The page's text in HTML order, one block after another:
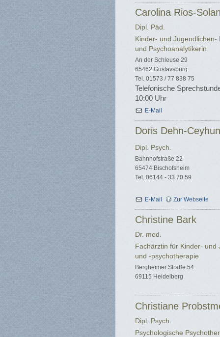
Carolina Rios-
Dipl. Päd.
Kinder- und Jugendlichen-
und Psychoanalytikerin
An der Schleuse 29
65462 Gustavsburg
Tel. 01573 / 77 838 75
Telefonische
10:00 Uhr
E-Mail
Doris Dehn-Ceyhun
Dipl. Psych.
Bahnhofstraße 22
65474 Bischofsheim
Tel. 06144 - 33 70 59
E-Mail Zur Webseite
Christine Bark
Dr. med.
Fachärztin für Kinder- und
und -psychotherapie
Bergheimer Straße 54
69115 Heidelberg
Christiane
Dipl. Psych.
Psychologische